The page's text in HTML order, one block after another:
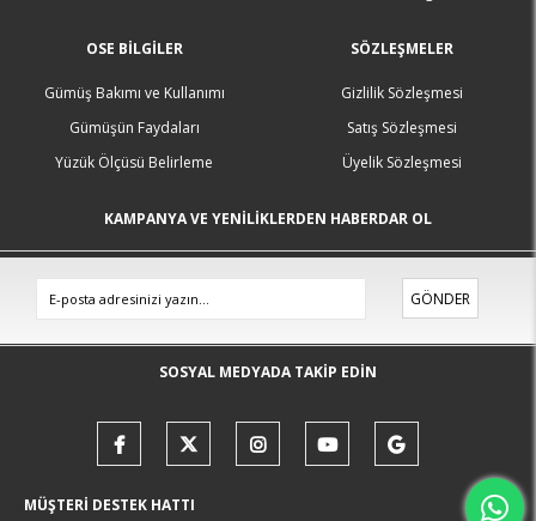
OSE BILGILER
Gümüş Bakımı ve Kullanımı
Gümüşün Faydaları
Yüzük Ölçüsü Belirleme
SÖZLEŞMELER
Gizlilik Sözleşmesi
Satış Sözleşmesi
Üyelik Sözleşmesi
KAMPANYA VE YENİLİKLERDEN HABERDAR OL
GÖNDER
SOSYAL MEDYADA TAKİP EDİN
MÜŞTERİ DESTEK HATTI